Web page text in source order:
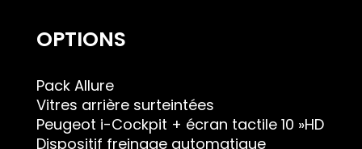
OPTIONS
Pack Allure
Vitres arrière surteintées
Peugeot i-Cockpit + écran tactile 10 »HD
Dispositif freinage automatique